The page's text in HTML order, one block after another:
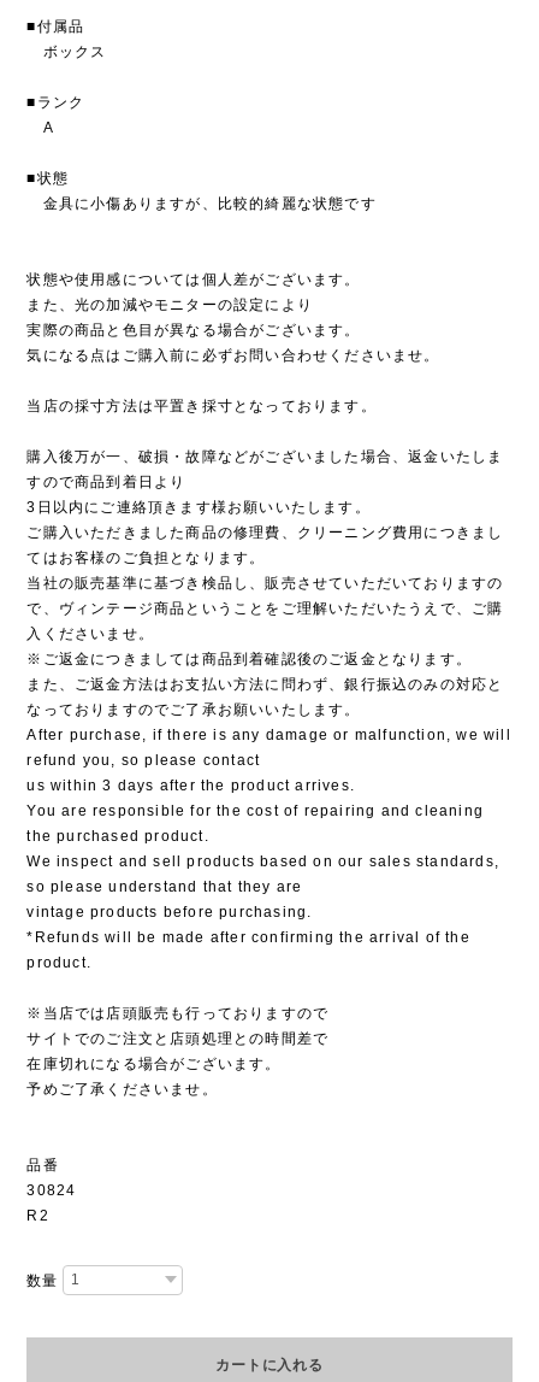
■付属品
ボックス
■ランク
A
■状態
金具に小傷ありますが、比較的綺麗な状態です
状態や使用感については個人差がございます。
また、光の加減やモニターの設定により
実際の商品と色目が異なる場合がございます。
気になる点はご購入前に必ずお問い合わせくださいませ。
当店の採寸方法は平置き採寸となっております。
購入後万が一、破損・故障などがございました場合、返金いたしま
すので商品到着日より
3日以内にご連絡頂きます様お願いいたします。
ご購入いただきました商品の修理費、クリーニング費用につきまし
てはお客様のご負担となります。
当社の販売基準に基づき検品し、販売させていただいておりますの
で、ヴィンテージ商品ということをご理解いただいたうえで、ご購
入くださいませ。
※ご返金につきましては商品到着確認後のご返金となります。
また、ご返金方法はお支払い方法に問わず、銀行振込のみの対応と
なっておりますのでご了承お願いいたします。
After purchase, if there is any damage or malfunction, we will
refund you, so please contact
us within 3 days after the product arrives.
You are responsible for the cost of repairing and cleaning
the purchased product.
We inspect and sell products based on our sales standards,
so please understand that they are
vintage products before purchasing.
*Refunds will be made after confirming the arrival of the
product.
※当店では店頭販売も行っておりますので
サイトでのご注文と店頭処理との時間差で
在庫切れになる場合がございます。
予めご了承くださいませ。
品番
30824
R2
数量
カートに入れる